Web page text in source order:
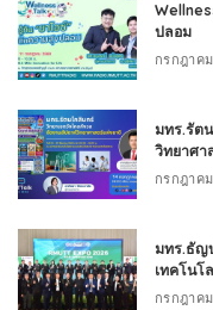
ปลอม
กรกฎาค
มทร.รัต
วิทยาศา
กรกฎาค
มทร.ธัญบุ
เทคโนโ
กรกฎาค